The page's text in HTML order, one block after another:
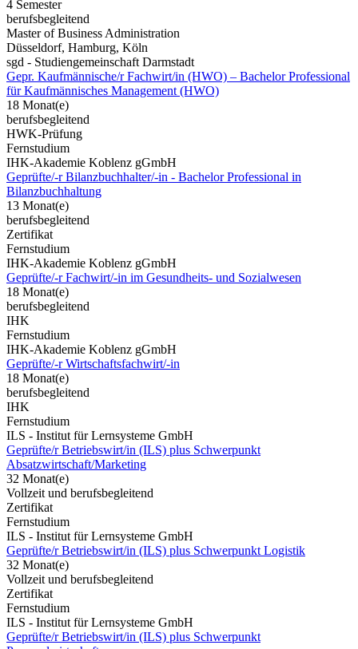
4 Semester
berufsbegleitend
Master of Business Administration
Düsseldorf, Hamburg, Köln
sgd - Studiengemeinschaft Darmstadt
Gepr. Kaufmännische/r Fachwirt/in (HWO) – Bachelor Professional
für Kaufmännisches Management (HWO)
18 Monat(e)
berufsbegleitend
HWK-Prüfung
Fernstudium
IHK-Akademie Koblenz gGmbH
Geprüfte/-r Bilanzbuchhalter/-in - Bachelor Professional in
Bilanzbuchhaltung
13 Monat(e)
berufsbegleitend
Zertifikat
Fernstudium
IHK-Akademie Koblenz gGmbH
Geprüfte/-r Fachwirt/-in im Gesundheits- und Sozialwesen
18 Monat(e)
berufsbegleitend
IHK
Fernstudium
IHK-Akademie Koblenz gGmbH
Geprüfte/-r Wirtschaftsfachwirt/-in
18 Monat(e)
berufsbegleitend
IHK
Fernstudium
ILS - Institut für Lernsysteme GmbH
Geprüfte/r Betriebswirt/in (ILS) plus Schwerpunkt
Absatzwirtschaft/Marketing
32 Monat(e)
Vollzeit und berufsbegleitend
Zertifikat
Fernstudium
ILS - Institut für Lernsysteme GmbH
Geprüfte/r Betriebswirt/in (ILS) plus Schwerpunkt Logistik
32 Monat(e)
Vollzeit und berufsbegleitend
Zertifikat
Fernstudium
ILS - Institut für Lernsysteme GmbH
Geprüfte/r Betriebswirt/in (ILS) plus Schwerpunkt